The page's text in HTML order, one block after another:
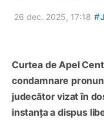
26 dec. 2025, 17:18 #
Curtea de Apel
condamnare
judecător vizat în
instanța a dispus